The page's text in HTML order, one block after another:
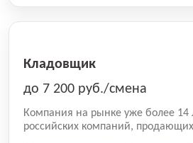
Кладовщик
до 7 200 руб./смена
Компания на рынке уже более 14
российских компаний,